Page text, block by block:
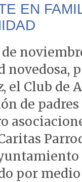
EN
de
novedosa,
el Club de
de
por